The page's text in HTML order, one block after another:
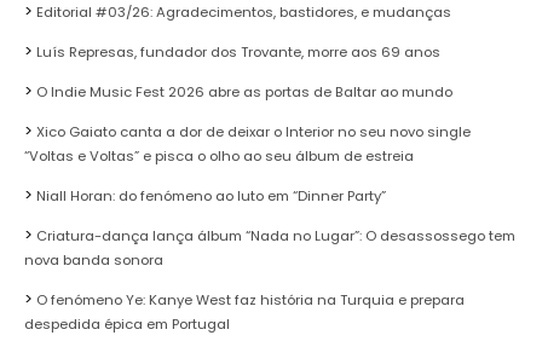
Editorial #03/26: Agradecimentos, bastidores, e mudanças
Luís Represas, fundador dos Trovante, morre aos 69 anos
O Indie Music Fest 2026 abre as portas de Baltar ao mundo
Xico Gaiato canta a dor de deixar o Interior no seu novo single
“Voltas e Voltas” e pisca o olho ao seu álbum de estreia
Niall Horan: do fenómeno ao luto em “Dinner Party”
Criatura-dança lança álbum “Nada no Lugar”: O desassossego tem
nova banda sonora
O fenómeno Ye: Kanye West faz história na Turquia e prepara
despedida épica em Portugal